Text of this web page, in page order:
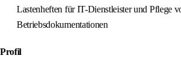
Lastenheften für IT-Dienstleister und Pflege
Betriebsdokumentationen
Profil